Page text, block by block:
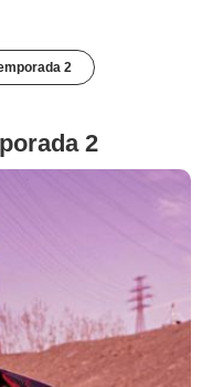
2
2